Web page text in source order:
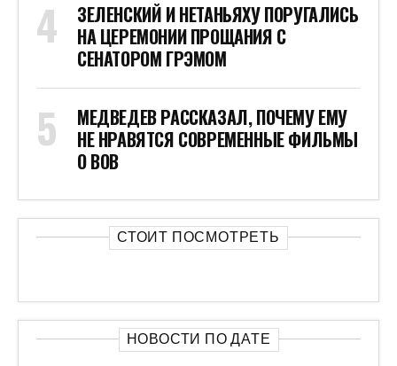
ЗЕЛЕНСКИЙ И НЕТАНЬЯХУ ПОРУГАЛИСЬ
НА ЦЕРЕМОНИИ ПРОЩАНИЯ С
СЕНАТОРОМ ГРЭМОМ
МЕДВЕДЕВ РАССКАЗАЛ, ПОЧЕМУ ЕМУ
НЕ НРАВЯТСЯ СОВРЕМЕННЫЕ ФИЛЬМЫ
О ВОВ
СТОИТ ПОСМОТРЕТЬ
НОВОСТИ ПО ДАТЕ